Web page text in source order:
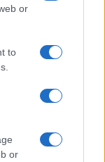
or
to
or
che stanno